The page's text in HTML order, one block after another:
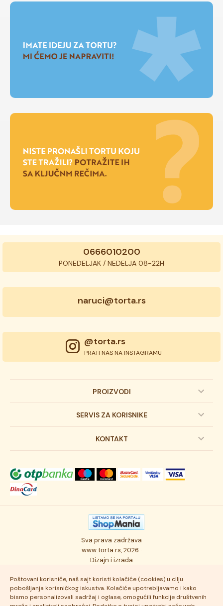
Poštovani korisniče, naš sajt koristi kolačiće (cookies) u cilju
pobošljanja korisničkog iskustva. Kolačiće upotrebljavamo i kako
bismo personalizovali sadržaj i oglase, omogućili funkcije društvenih
0666010200
PONEDELJAK / NEDELJA 08-22H
naruci@torta.rs
@torta.rs
PRATI NAS NA INSTAGRAMU
PROIZVODI
Dečije torte
Svadbene torte
Torta klasici
Osmisli tortu
Ukusi torti
SERVIS ZA KORISNIKE
Prijava na newsletter
Dostava robe
Autorska prava
Politika privatnosti
Najčešće postavljana pitanja
KONTAKT
Novosti
Posao
Kontakt
Sva prava zadržava
www.torta.rs, 2026 ·
Dizajn i izrada